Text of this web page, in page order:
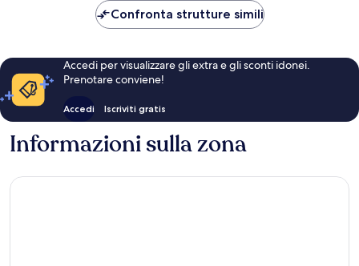
84 €
Confronta strutture simili
Accedi per visualizzare gli extra e gli sconti idonei.
Prenotare conviene!
Accedi Iscriviti gratis
Informazioni sulla zona